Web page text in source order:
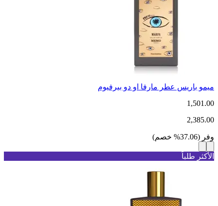
ميمو باريس عطر مارفا او دو بيرفيوم
1,501.00
2,385.00
وفر (
37.06
% خصم)
الأكثر طلباً